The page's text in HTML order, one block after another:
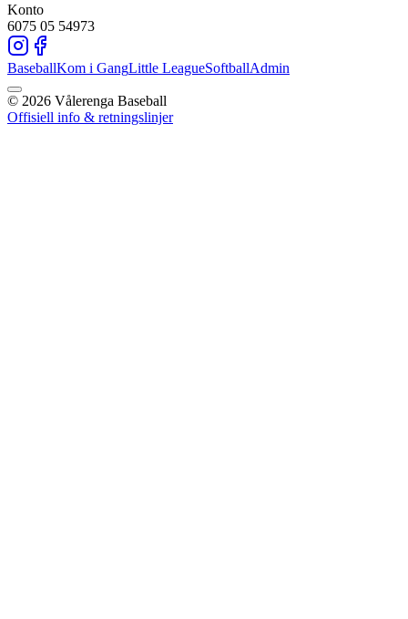
Konto
6075 05 54973
BaseballKom i GangLittle LeagueSoftballAdmin
© 2026 Vålerenga Baseball
Offisiell info & retningslinjer